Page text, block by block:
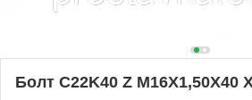
Болт C22K40 Z